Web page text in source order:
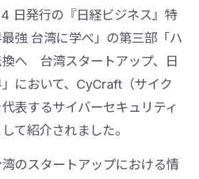
日発行の『日経ビジネス』特
強 台湾に学べ」の第三部「ハ
換へ 台湾スタートアップ、日
において、CyCraft（サイク
表するサイバーセキュリティ
て紹介されました。
のスタートアップにおける情